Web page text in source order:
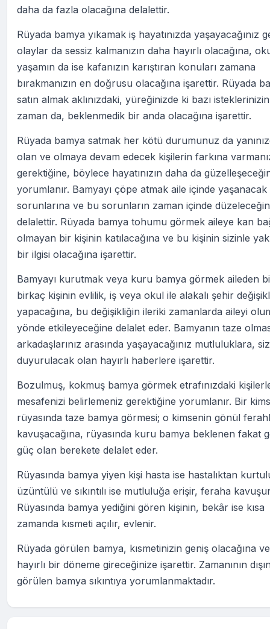
daha da fazla olacağına delalettir.
Rüyada bamya yıkamak iş hayatınızda yaşayacağınız
olaylar da sessiz kalmanızın daha hayırlı olacağına,
yaşamın da ise kafanızın karıştıran konuları zamana
bırakmanızın en doğrusu olacağına işarettir. Rüyada
satın almak aklınızdaki, yüreğinizde ki bazı isteklerinizin
zaman da, beklenmedik bir anda olacağına işarettir.
Rüyada bamya satmak her kötü durumunuz da
olan ve olmaya devam edecek kişilerin farkına
gerektiğine, böylece hayatınızın daha da
yorumlanır. Bamyayı çöpe atmak aile içinde yaşanacak
sorunlarına ve bu sorunların zaman içinde
delalettir. Rüyada bamya tohumu görmek aileye kan
olmayan bir kişinin katılacağına ve bu kişinin sizinle
bir ilgisi olacağına işarettir.
Bamyayı kurutmak veya kuru bamya görmek aileden
birkaç kişinin evlilik, iş veya okul ile alakalı şehir
yapacağına, bu değişikliğin ileriki zamanlarda aileyi
yönde etkileyeceğine delalet eder. Bamyanın taze
arkadaşlarınız arasında yaşayacağınız mutluluklara,
duyurulacak olan hayırlı haberlere işarettir.
Bozulmuş, kokmuş bamya görmek etrafınızdaki
mesafenizi belirlemeniz gerektiğine yorumlanır. Bir
rüyasında taze bamya görmesi; o kimsenin gönül
kavuşacağına, rüyasında kuru bamya beklenen fakat
güç olan berekete delalet eder.
Rüyasında bamya yiyen kişi hasta ise hastalıktan
üzüntülü ve sıkıntılı ise mutluluğa erişir, feraha
Rüyasında bamya yediğini gören kişinin, bekâr ise kısa
zamanda kısmeti açılır, evlenir.
Rüyada görülen bamya, kısmetinizin geniş olacağına ve
hayırlı bir döneme gireceğinize işarettir. Zamanının
görülen bamya sıkıntıya yorumlanmaktadır.